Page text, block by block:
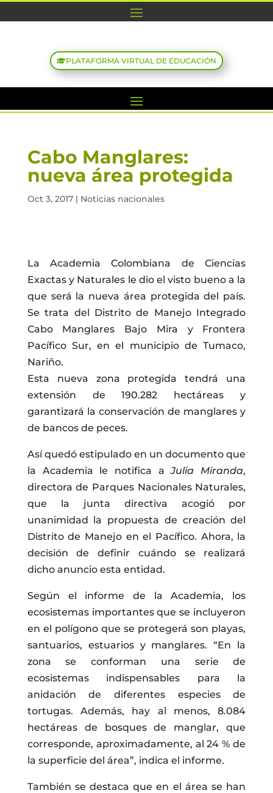
PLATAFORMA VIRTUAL DE EDUCACIÓN
Cabo Manglares:
nueva área protegida
Oct 3, 2017| Noticias nacionales
La Academia Colombiana de Ciencias
Exactas y Naturales le dio el visto bueno a la
que será la nueva área protegida del país.
Se trata del Distrito de Manejo Integrado
Cabo Manglares Bajo Mira y Frontera
Pacífico Sur, en el municipio de Tumaco,
Nariño.
Esta nueva zona protegida tendrá una
extensión de 190.282 hectáreas y
garantizará la conservación de manglares y
de bancos de peces.
Así quedó estipulado en un documento que
la Academia le notifica aJulia Miranda,
directora de Parques Nacionales Naturales,
que la junta directiva acogió por
unanimidad la propuesta de creación del
Distrito de Manejo en el Pacífico. Ahora, la
decisión de definir cuándo se realizará
dicho anuncio esta entidad.
Según el informe de la Academia, los
ecosistemas importantes que se incluyeron
en el polígono que se protegerá son playas,
santuarios, estuarios y manglares. “En la
zona se conforman una serie de
ecosistemas indispensables para la
anidación de diferentes especies de
tortugas. Además, hay al menos, 8.084
hectáreas de bosques de manglar, que
corresponde, aproximadamente, al 24 % de
la superficie del área”, indica el informe.
También se destaca que en el área se han